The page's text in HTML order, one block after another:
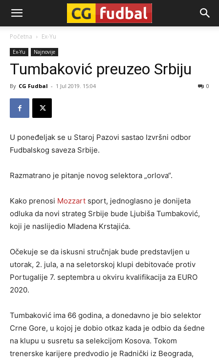
CG-
Fudbal
Početna Ex-Yu
Ex-Yu Najnovije
Tumbaković preuzeo Srbiju
By CG Fudbal - 1 Jul 2019. 15:04 0
U poneđeljak se u Staroj Pazovi sastao Izvršni odbor
Fudbalskog saveza Srbije.
Razmatrano je pitanje novog selektora „orlova“.
Kako prenosi Mozzart sport, jednoglasno je donijeta
odluka da novi strateg Srbije bude Ljubiša Tumbaković,
koji je naslijedio Mladena Krstajića.
Očekuje se da iskusni stručnjak bude predstavljen u
utorak, 2. jula, a na seletorskoj klupi debitovaće protiv
Portugalije 7. septembra u okviru kvalifikacija za EURO
2020.
Tumbaković ima 66 godina, a donedavno je bio selektor
Crne Gore, u kojoj je dobio otkaz kada je odbio da śedne
na klupu u susretu sa selekcijom Kosova. Tokom
trenerske karijere predvodio je Radnički iz Beograda,